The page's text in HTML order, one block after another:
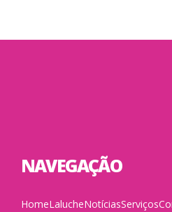
NAVEGAÇÃO
HomeLalucheNotíciasServiços